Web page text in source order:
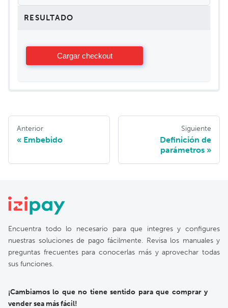
RESULTADO
Cargar checkout
Anterior
Embebido
Siguiente
Definición de
parámetros
Encuentra todo lo necesario para que integres y configures
nuestras soluciones de pago fácilmente. Revisa los manuales y
preguntas frecuentes para conocerlas más y aprovechar todas
sus funciones.
¡Cambiamos lo que no tiene sentido para que comprar y
vender sea más fácil!